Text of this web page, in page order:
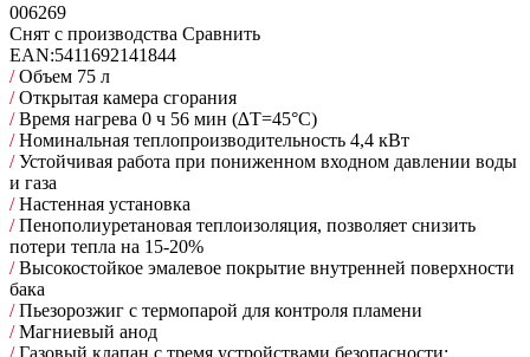
006269
Снят с производства Сравнить
EAN:5411692141844
/Объем 75 л
/Открытая камера сгорания
/Время нагрева 0 ч 56 мин (∆Т=45°С)
/Номинальная теплопроизводительность 4,4 кВт
/Устойчивая работа при пониженном входном давлении воды
и газа
/Настенная установка
/Пенополиуретановая теплоизоляция, позволяет снизить
потери тепла на 15-20%
/Высокостойкое эмалевое покрытие внутренней поверхности
бака
/Пьезорозжиг с термопарой для контроля пламени
/Магниевый анод
/Газовый клапан с тремя устройствами безопасности: